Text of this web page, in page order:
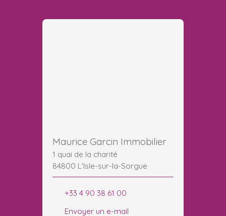
Maurice Garcin Immobilier
1 quai de la charité
84800 L'Isle-sur-la-Sorgue
+33 4 90 38 61 00
Envoyer un e-mail